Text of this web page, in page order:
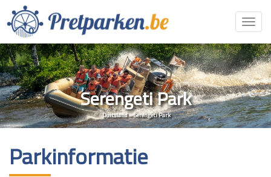
Serengeti Park
Duitsland»Serengeti Park
Parkinformatie